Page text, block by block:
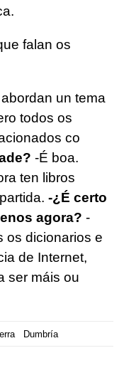
falan os
un tema
todos os
co
-É boa.
ten libros
-¿É certo
agora? -
os dicionarios e
de Internet,
ser máis ou
Dumbría